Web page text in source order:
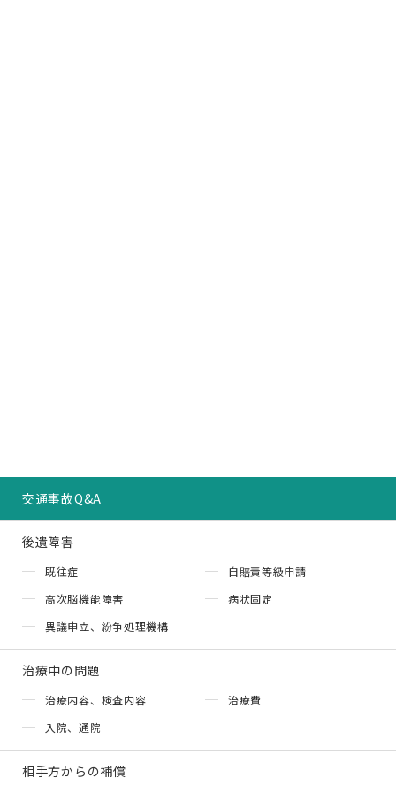
交通事故Q&A
後遺障害
既往症
自賠責等級申請
高次脳機能障害
病状固定
異議申立、紛争処理機構
治療中の問題
治療内容、検査内容
治療費
入院、通院
相手方からの補償